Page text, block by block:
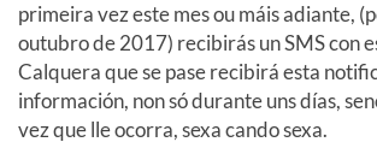
primeira vez este mes ou máis adiante,
outubro de 2017) recibirás un SMS con
Calquera que se pase recibirá esta
información, non só durante uns días,
vez que lle ocorra, sexa cando sexa.